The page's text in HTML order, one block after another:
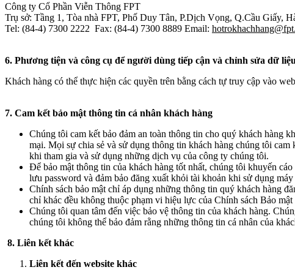
Công ty Cổ Phần Viễn Thông FPT
Trụ sở: Tầng 1, Tòa nhà FPT, Phố Duy Tân, P.Dịch Vọng, Q.Cầu Giấy,
Tel: (84-4) 7300 2222 Fax: (84-4) 7300 8889 Email:
6. Phương tiện và công cụ để người dùng tiếp cận và chỉnh sửa dữ
Khách hàng có thể thực hiện các quyền trên bằng cách tự truy cập vào
7. Cam kết bảo mật thông tin cá nhân khách hàng
Chúng tôi cam kết bảo đảm an toàn thông tin cho quý khách hàng
mại. Mọi sự chia sẻ và sử dụng thông tin khách hàng chúng tôi
khi tham gia và sử dụng những dịch vụ của công ty chúng tôi.
Để bảo mật thông tin của khách hàng tốt nhất, chúng tôi khuyến
lưu password và đảm bảo đăng xuất khỏi tài khoản khi sử dụng
Chính sách bảo mật chỉ áp dụng những thông tin quý khách hàng
chỉ khác đều không thuộc phạm vi hiệu lực của Chính sách Bảo mật
Chúng tôi quan tâm đến việc bảo vệ thông tin của khách hàng.
chúng tôi không thể bảo đảm rằng những thông tin cá nhân của
8. Liên kết khác
Liên kết đến website khác